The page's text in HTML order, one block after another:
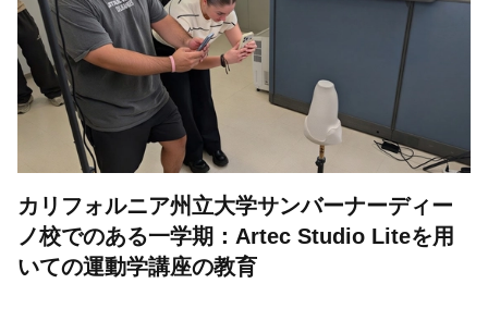
カリフォルニア州立大学サンバーナーディー
ノ校でのある一学期：Artec Studio Liteを用
いての運動学講座の教育